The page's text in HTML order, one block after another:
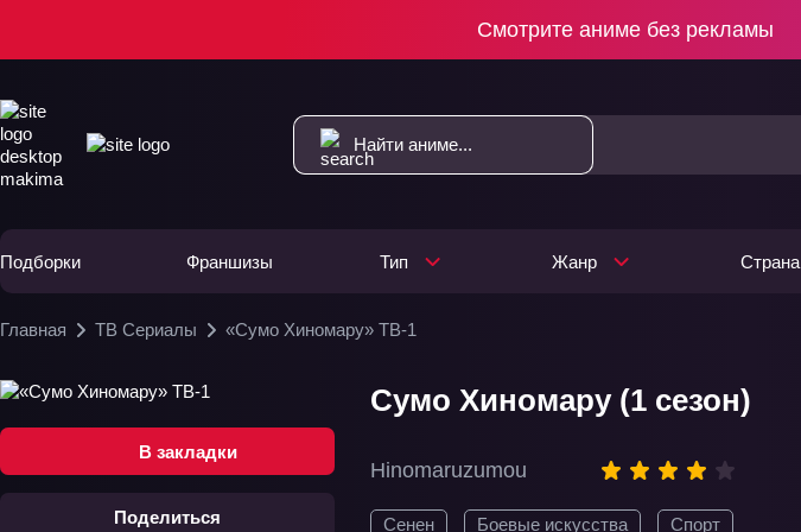
Смотрите аниме без рекламы
Подборки Франшизы Тип Жанр Страна
Главная ТВ Сериалы «Сумо Хиномару» ТВ-1
В закладки
Поделиться
Сумо Хиномару (1 сезон)
Hinomaruzumou
Сенен Боевые искусства Спорт